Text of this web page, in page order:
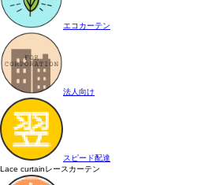
エコカーテン
法人向け
スピード配達
Lace curtainレースカーテン